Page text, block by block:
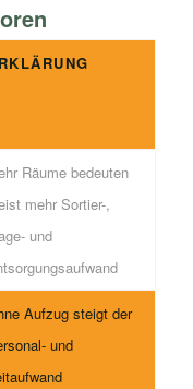
Räume bedeuten
mehr Sortier-,
und
Aufzug steigt der
und